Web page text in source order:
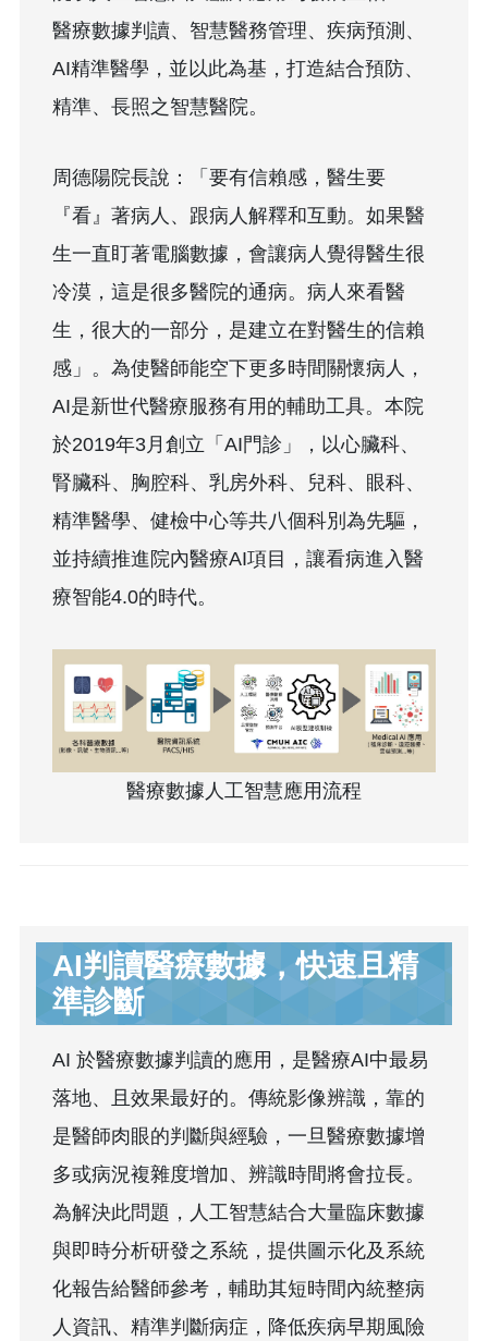
醫療數據判讀、智慧醫務管理、疾病預測、
AI精準醫學，並以此為基，打造結合預防、
精準、長照之智慧醫院。
周德陽院長說：「要有信賴感，醫生要
『看』著病人、跟病人解釋和互動。如果醫
生一直盯著電腦數據，會讓病人覺得醫生很
冷漠，這是很多醫院的通病。病人來看醫
生，很大的一部分，是建立在對醫生的信賴
感」。為使醫師能空下更多時間關懷病人，
AI是新世代醫療服務有用的輔助工具。本院
於2019年3月創立「AI門診」，以心臟科、
腎臟科、胸腔科、乳房外科、兒科、眼科、
精準醫學、健檢中心等共八個科別為先驅，
並持續推進院內醫療AI項目，讓看病進入醫
療智能4.0的時代。
醫療數據人工智慧應用流程
AI判讀醫療數據，快速且精
準診斷
AI 於醫療數據判讀的應用，是醫療AI中最易
落地、且效果最好的。傳統影像辨識，靠的
是醫師肉眼的判斷與經驗，一旦醫療數據增
多或病況複雜度增加、辨識時間將會拉長。
為解決此問題，人工智慧結合大量臨床數據
與即時分析研發之系統，提供圖示化及系統
化報告給醫師參考，輔助其短時間內統整病
人資訊、精準判斷病症，降低疾病早期風險